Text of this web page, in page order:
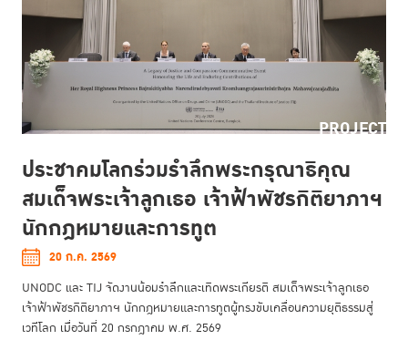
ประชาคมโลกร่วมรำลึกพระกรุณาธิคุณ
สมเด็จพระเจ้าลูกเธอ เจ้าฟ้าพัชรกิติยาภาฯ
นักกฎหมายและการทูต
20 ก.ค. 2569
UNODC และ TIJ จัดงานน้อมรำลึกและเทิดพระเกียรติ สมเด็จพระเจ้าลูกเธอ
เจ้าฟ้าพัชรกิติยาภาฯ นักกฎหมายและการทูตผู้ทรงขับเคลื่อนความยุติธรรมสู่
เวทีโลก เมื่อวันที่ 20 กรกฎาคม พ.ศ. 2569
PROJECT